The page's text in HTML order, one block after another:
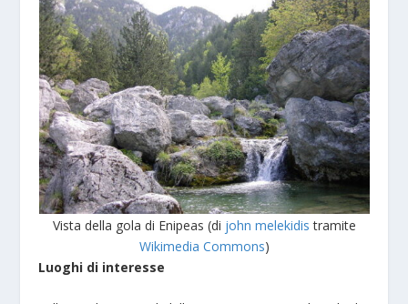
Vista della gola di Enipeas (di john melekidis tramite
Wikimedia Commons)
Luoghi di interesse